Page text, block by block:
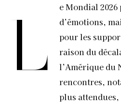
L
e Mondial
d’émotions,
pour les
raison du
l’Amérique du
rencontres,
plus